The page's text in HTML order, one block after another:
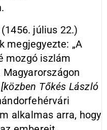
július 22.)
megjegyezte: „A
mozgó iszlám
[közben Tőkés László
alkalmas arra, hogy